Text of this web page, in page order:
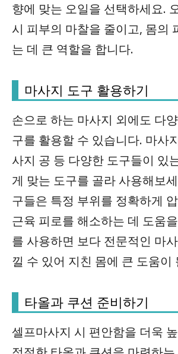
향에 맞는 오일을 선택하세요.
시 피부의 마찰을 줄이고, 몸의
는 데 큰 역할을 합니다.
마사지 도구 활용하기
손으로 하는 마사지 외에도 다
구를 활용할 수 있습니다. 마사
사지 공 등 다양한 도구들이 있
게 맞는 도구를 골라 사용해보
구들은 특정 부위를 정확하게
근육 피로를 해소하는 데 도움
를 사용하면 보다 전문적인 마
낄 수 있어 지친 몸에 큰 도움이
타올과 쿠션 준비하기
셀프마사지 시 편안함을 더욱